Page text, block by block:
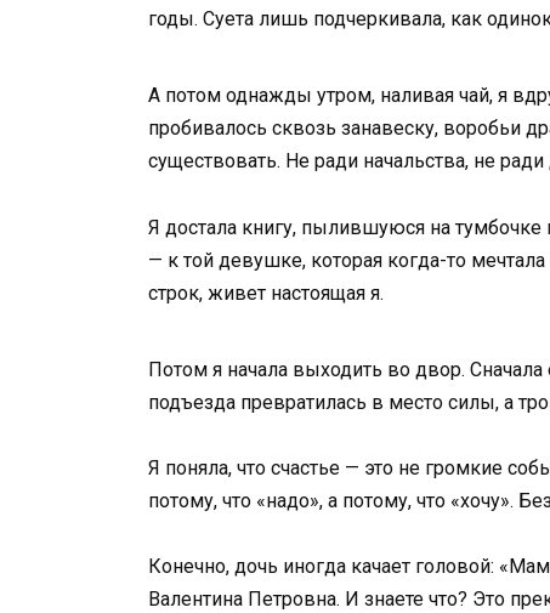
годы. Суета лишь подчеркивала, как
А потом однажды утром, наливая чай, я
пробивалось сквозь занавеску, воробьи
существовать. Не ради начальства, не
Я достала книгу, пылившуюся на тумбочке
— к той девушке, которая когда-то
строк, живет настоящая я.
Потом я начала выходить во двор.
подъезда превратилась в место силы, а
Я поняла, что счастье — это не громкие
потому, что «надо», а потому, что «хочу».
Конечно, дочь иногда качает головой:
Валентина Петровна. И знаете что? Это